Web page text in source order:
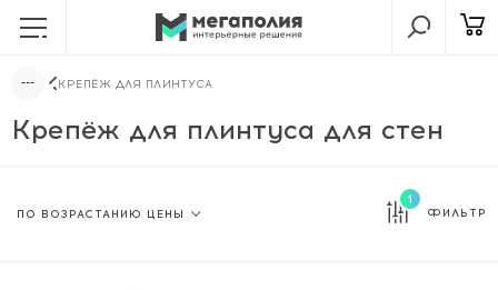
КРЕПЁЖ ДЛЯ ПЛИНТУСА
Крепёж для плинтуса для стен
1
ФИЛЬТР